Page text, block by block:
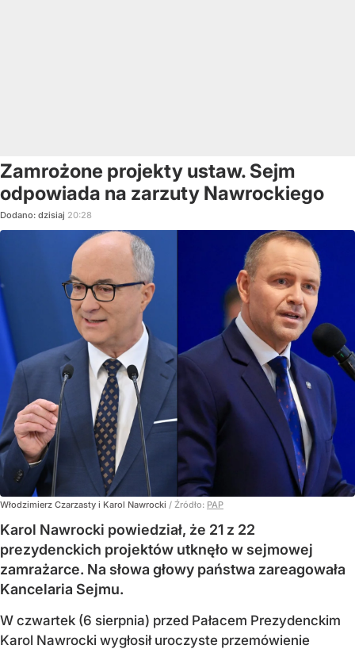
Zamrożone projekty ustaw. Sejm
odpowiada na zarzuty Nawrockiego
Dodano: dzisiaj 20:28
Włodzimierz Czarzasty i Karol Nawrocki / Źródło: PAP
Karol Nawrocki powiedział, że 21 z 22
prezydenckich projektów utknęło w sejmowej
zamrażarce. Na słowa głowy państwa zareagowała
Kancelaria Sejmu.
W czwartek (6 sierpnia) przed Pałacem Prezydenckim
Karol Nawrocki wygłosił uroczyste przemówienie